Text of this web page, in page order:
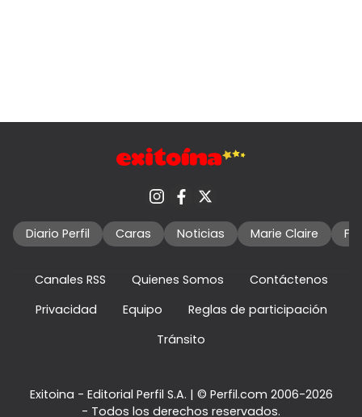
Diario Perfil Caras Noticias Marie Claire
Canales RSS Quienes Somos
Contáctenos
Privacidad
Equipo
Reglas de participación
Tránsito
Exitoina - Editorial Perfil S.A. | © Perfil.com 2006-2026
- Todos los derechos reservados.